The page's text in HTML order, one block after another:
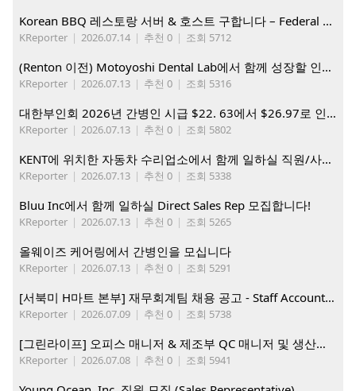
Korean BBQ 레스토랑 서버 & 호스트 구합니다 – Federal Way & Tacoma $45-$60/hr (server), $21-23/hr (Host)
KReporter | 2026.07.14 | 추천 0 | 조회 5712
(Renton 이전) Motoyoshi Dental Lab에서 함께 성장할 인재를 모십니다.
KReporter | 2026.07.13 | 추천 0 | 조회 5316
대한부인회 2026년 간병인 시급 $22. 63에서 $26.97로 인상. 지금 간병인들을 모집합니다
KReporter | 2026.07.13 | 추천 0 | 조회 5802
KENT에 위치한 자동차 수리업소에서 함께 일하실 직원/사무직원 구합니다.
KReporter | 2026.07.13 | 추천 0 | 조회 5338
Bluu Inc에서 함께 일하실 Direct Sales Rep 모집합니다!
KReporter | 2026.07.13 | 추천 0 | 조회 5265
올웨이즈 케어링에서 간병인을 모십니다
KReporter | 2026.07.13 | 추천 0 | 조회 5291
[서북미 H마트 본부] 재무회계팀 채용 공고 - Staff Accountant
KReporter | 2026.07.09 | 추천 0 | 조회 5738
[그린라이프] 오피스 매니저 & 제조부 QC 매니저 및 생산직, 웨어하우스 직원 모집
KReporter | 2026.07.08 | 추천 0 | 조회 5941